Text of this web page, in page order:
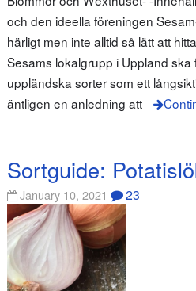
och den ideella föreningen
härligt men inte alltid så lätt att
Sesams lokalgrupp i Uppland
uppländska sorter som ett
äntligen en anledning att
Sortguide:
January 10, 2021 23